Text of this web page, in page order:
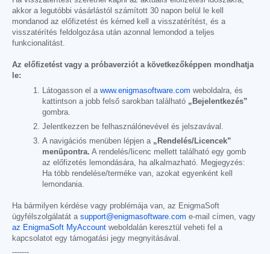
akkor a legutóbbi vásárlástól számított 30 napon belül le kell
mondanod az előfizetést és kérned kell a visszatérítést, és a
visszatérítés feldolgozása után azonnal lemondod a teljes
funkcionalitást.
Az előfizetést vagy a próbaverziót a következőképpen mondhatja
le:
Látogasson el a www.enigmasoftware.com weboldalra, és
kattintson a jobb felső sarokban található „Bejelentkezés”
gombra.
Jelentkezzen be felhasználónevével és jelszavával.
A navigációs menüben lépjen a „Rendelés/Licencek”
menüpontra. A rendelés/licenc mellett található egy gomb
az előfizetés lemondására, ha alkalmazható. Megjegyzés:
Ha több rendelése/terméke van, azokat egyenként kell
lemondania.
Ha bármilyen kérdése vagy problémája van, az EnigmaSoft
ügyfélszolgálatát a support@enigmasoftware.com e-mail címen, vagy
az EnigmaSoft MyAccount weboldalán keresztül veheti fel a
kapcsolatot egy támogatási jegy megnyitásával.